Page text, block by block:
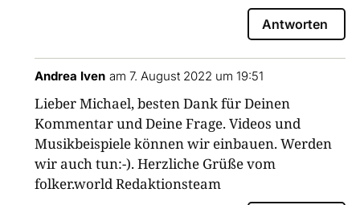
Antworten
Andrea Iven am 7. August 2022 um 19:51
Lieber Michael, besten Dank für Deinen
Kommentar und Deine Frage. Videos und
Musikbeispiele können wir einbauen. Werden
wir auch tun:-). Herzliche Grüße vom
folker.world Redaktionsteam